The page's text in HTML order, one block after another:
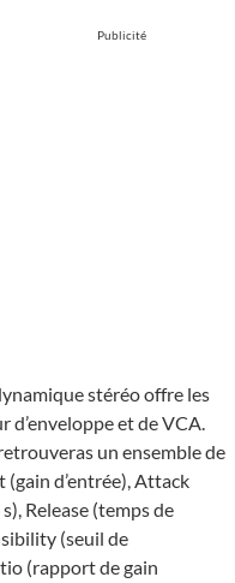
Publicité
stéréo offre les
d’enveloppe et de VCA.
un ensemble de
d’entrée), Attack
Release (temps de
(seuil de
(rapport de gain